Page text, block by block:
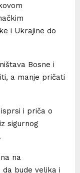
i Ukrajine do
Bosne i
a manje pričati
i priča o
sigurnog
na
bude velika i